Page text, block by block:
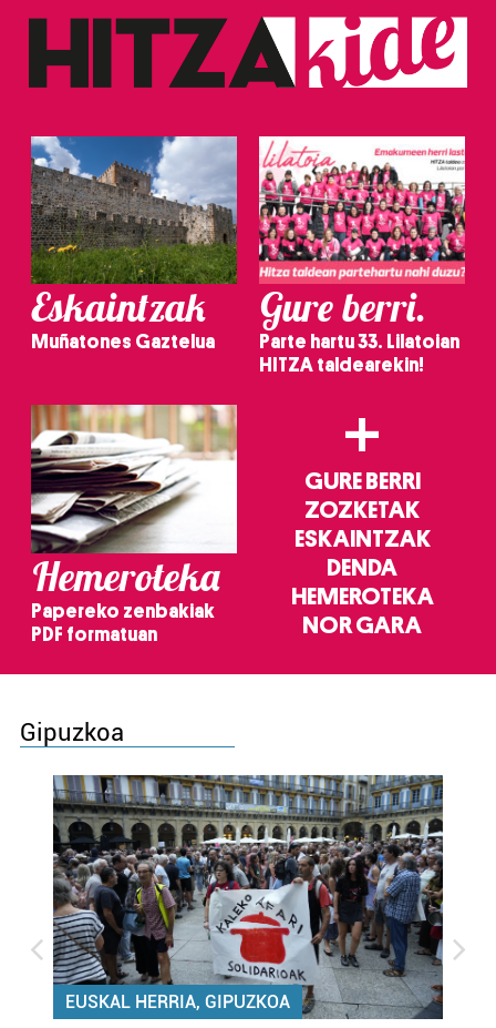
Eskaintzak
Muñatones Gaztelua
Gure berri.
Parte hartu 33. Lilatoian
HITZA taldearekin!
Hemeroteka
Papereko zenbakiak
PDF formatuan
+
GURE BERRI
ZOZKETAK
ESKAINTZAK
DENDA
HEMEROTEKA
NOR GARA
Gipuzkoa
EUSKAL HERRIA, GIPUZKOA